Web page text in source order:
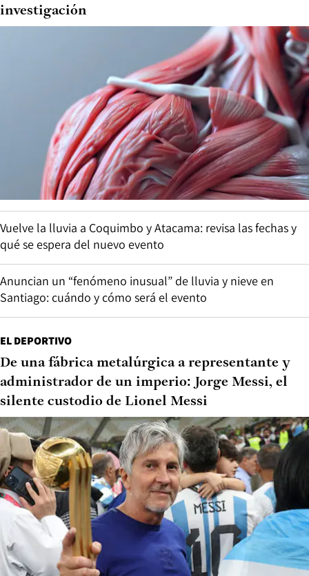
investigación
Vuelve la lluvia a Coquimbo y Atacama: revisa las fechas y
qué se espera del nuevo evento
Anuncian un “fenómeno inusual” de lluvia y nieve en
Santiago: cuándo y cómo será el evento
EL DEPORTIVO
De una fábrica metalúrgica a representante y
administrador de un imperio: Jorge Messi, el
silente custodio de Lionel Messi